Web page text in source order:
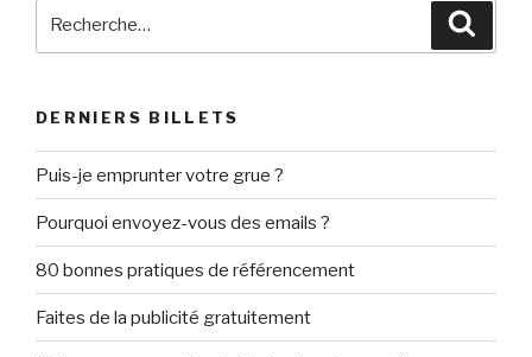
DERNIERS BILLETS
Puis-je emprunter votre grue ?
Pourquoi envoyez-vous des emails ?
80 bonnes pratiques de référencement
Faites de la publicité gratuitement